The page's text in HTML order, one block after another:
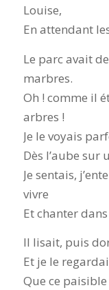
Louise,
En attendant
Le parc avait
marbres.
Oh ! comme il
arbres !
Je le voyais
Dès l’aube sur
Je sentais,
vivre
Et chanter
Il lisait, puis
Et je le
Que ce